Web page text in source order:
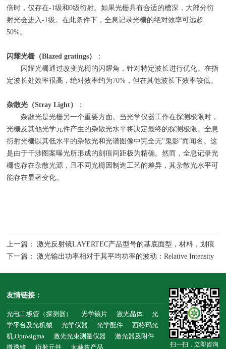
倍时，仅存在-1级和0级衍射。如果光栅具有合适的槽深，大部分衍
射光会进入-1级。在此条件下，全息记录光栅的绝对效率可远超
50%。
闪耀光栅（Blazed gratings）
：
闪耀光栅通过改变光栅的闪耀角，针对特定波长进行优化。在指
定波长处效率很高，绝对效率约为70% ，但在其他波长下效率较低。
杂散光（Stray Light）
：
杂散光是光栅另一个重要方面。当光学仪器工作在探测极限时，
光栅及其他光学元件产生的杂散光水平将决定最终的探测极限。全息
衍射光栅以其低水平的杂散光和光谱图像中完全无" 鬼影"而闻名。这
是由于干涉图案曝光所形成的刻痕间距极为精确。然而，全息记录光
栅也存在杂散光源，且不同光栅因制造工艺的差异，其杂散光水平可
能存在显著变化。
上一篇： 激光反射镜LAYERTEC产品型号的基底面型，材料，划痕
缺陷与形状公差等核心参数详细介绍
下一篇： 激光输出功率相对于其平均功率的波动：Relative Intensity
友情链接：
光电二极管（探测器） 光学镜片 激光晶体
光
学平台及光机械
光学仪器 光学配件
西格玛光
机,Optosigma
激光光束测量仪器
激光器及附件
微透镜
衍射元件 太赫兹产品 扫一扫，立即咨询